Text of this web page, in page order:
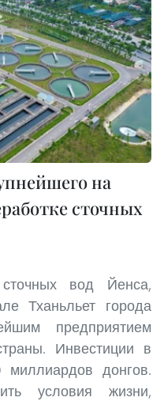
на
сточных
вод Йенса,
Тханьльет города
предприятием
Инвестиции в
миллиардов донгов.
условия жизни,